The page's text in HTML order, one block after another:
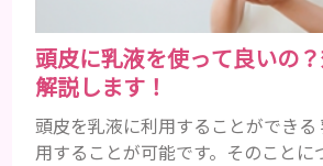
頭皮に乳液を使って良いの
解説します！
頭皮を乳液に利用することができる
用することが可能です。そのことに